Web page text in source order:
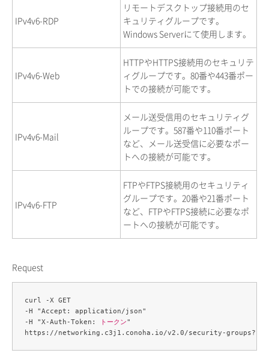
IPv4v6-RDP
リモートデスクトップ接続用のセ
キュリティグループです。
Windows Serverにて使用します。
IPv4v6-Web
HTTPやHTTPS接続用のセキュリテ
ィグループです。80番や443番ポー
トでの接続が可能です。
IPv4v6-Mail
メール送受信用のセキュリティグ
ループです。587番や110番ポート
など、メール送受信に必要なポー
トへの接続が可能です。
IPv4v6-FTP
FTPやFTPS接続用のセキュリティ
グループです。20番や21番ポート
など、FTPやFTPS接続に必要なポ
ートへの接続が可能です。
Request
curl -X GET
-H "Accept: application/json"
-H "X-Auth-Token:
トークン"